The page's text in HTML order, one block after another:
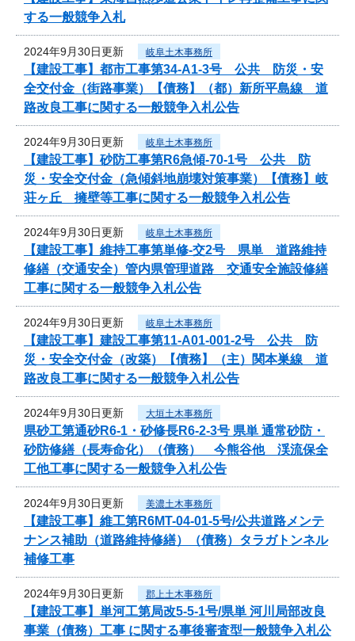
する一般競争入札
2024年9月30日更新 岐阜土木事務所
【建設工事】都市工事第34-A1-3号 公共 防災・安
全交付金（街路事業）【債務】（都）新所平島線 道
路改良工事に関する一般競争入札公告
2024年9月30日更新 岐阜土木事務所
【建設工事】砂防工事第R6急傾-70-1号 公共 防
災・安全交付金（急傾斜地崩壊対策事業）【債務】岐
荘ヶ丘 擁壁等工事に関する一般競争入札公告
2024年9月30日更新 岐阜土木事務所
【建設工事】維持工事第単修-交2号 県単 道路維持
修繕（交通安全）管内県管理道路 交通安全施設修繕
工事に関する一般競争入札公告
2024年9月30日更新 岐阜土木事務所
【建設工事】建設工事第11-A01-001-2号 公共 防
災・安全交付金（改築）【債務】（主）関本巣線 道
路改良工事に関する一般競争入札公告
2024年9月30日更新 大垣土木事務所
県砂工第通砂R6-1・砂修長R6-2-3号 県単 通常砂防・
砂防修繕（長寿命化）（債務） 今熊谷他 渓流保全
工他工事に関する一般競争入札公告
2024年9月30日更新 美濃土木事務所
【建設工事】維工第R6MT-04-01-5号/公共道路メンテ
ナンス補助（道路維持修繕）（債務）タラガトンネル
補修工事
2024年9月30日更新 郡上土木事務所
【建設工事】単河工第局改5-5-1号/県単 河川局部改良
事業（債務）工事 に関する事後審査型一般競争入札公